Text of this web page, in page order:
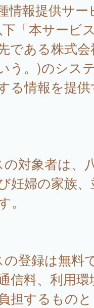
報提供サー
「本サービ
である株式
う。)のシス
る情報を提
対象者は、
妊婦の家族
。
登録は無料
信料、利用
担するもの